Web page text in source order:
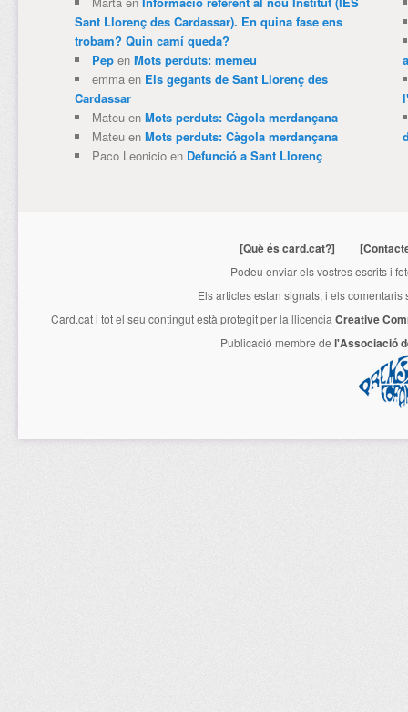
Sant Llorenç des Cardassar). En quina fase ens
trobam? Quin camí queda?
Pepen Mots perduts: memeu
emmaen Els gegants de Sant Llorenç des
Cardassar
Mateuen Mots perduts: Càgola merdançana
Mateuen Mots perduts: Càgola merdançana
Paco Leonicioen Defunció a Sant Llorenç
[Què és card.cat?]
Podeu enviar els vostres escrits i
Els articles estan signats, i els
Card.cati tot el seu contingut està protegit per la llicenciaCreative
Publicació membre de l'Associació